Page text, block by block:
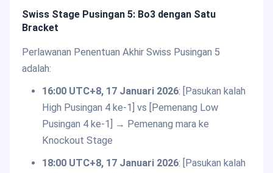
Swiss Stage Pusingan 5: Bo3 dengan Satu
Bracket
Perlawanan Penentuan Akhir Swiss Pusingan 5
adalah:
16:00 UTC+8, 17 Januari 2026: [Pasukan kalah
High Pusingan 4 ke-1] vs [Pemenang Low
Pusingan 4 ke-1] → Pemenang mara ke
Knockout Stage
18:00 UTC+8, 17 Januari 2026: [Pasukan kalah